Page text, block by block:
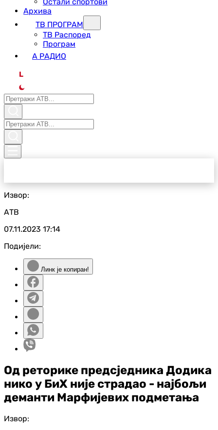
Архива
ТВ ПРОГРАМ
ТВ Распоред
Програм
А РАДИО
L
Извор:
АТВ
07.11.2023 17:14
Подијели:
Линк је копиран!
Од реторике предсједника Додика
нико у БиХ није страдао - најбољи
деманти Марфијевих подметања
Извор: